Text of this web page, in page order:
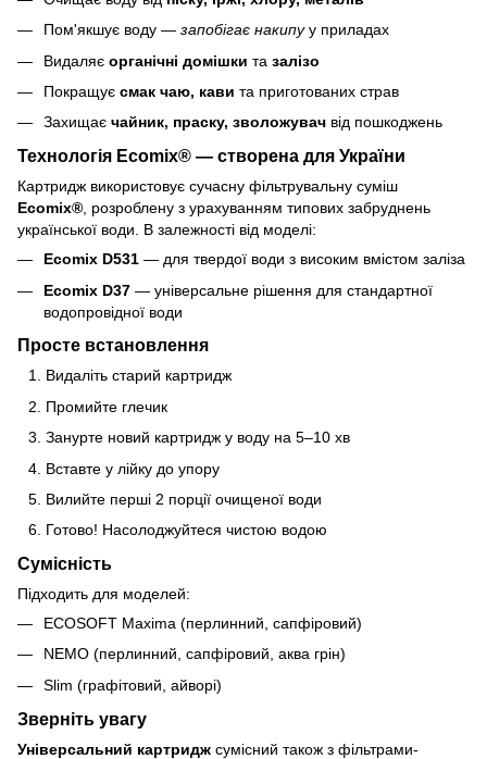
Пом'якшує воду — запобігає накипуу приладах
Видаляє органічні домішки та залізо
Покращує смак чаю, кави та приготованих страв
Захищає чайник, праску, зволожувач від пошкоджень
Технологія Ecomix® — створена для України
Картридж використовує сучасну фільтрувальну суміш
Ecomix® , розроблену з урахуванням типових забруднень
української води. В залежності від моделі:
Ecomix D531 — для твердої води з високим вмістом заліза
Ecomix D37 — універсальне рішення для стандартної
водопровідної води
Просте встановлення
Видаліть старий картридж
Промийте глечик
Занурте новий картридж у воду на 5–10 хв
Вставте у лійку до упору
Вилийте перші 2 порції очищеної води
Готово! Насолоджуйтеся чистою водою
Сумісність
Підходить для моделей:
ECOSOFT Maxima (перлинний, сапфіровий)
NEMO (перлинний, сапфіровий, аква грін)
Slim (графітовий, айворі)
Зверніть увагу
Універсальний картридж сумісний також з фільтрами-